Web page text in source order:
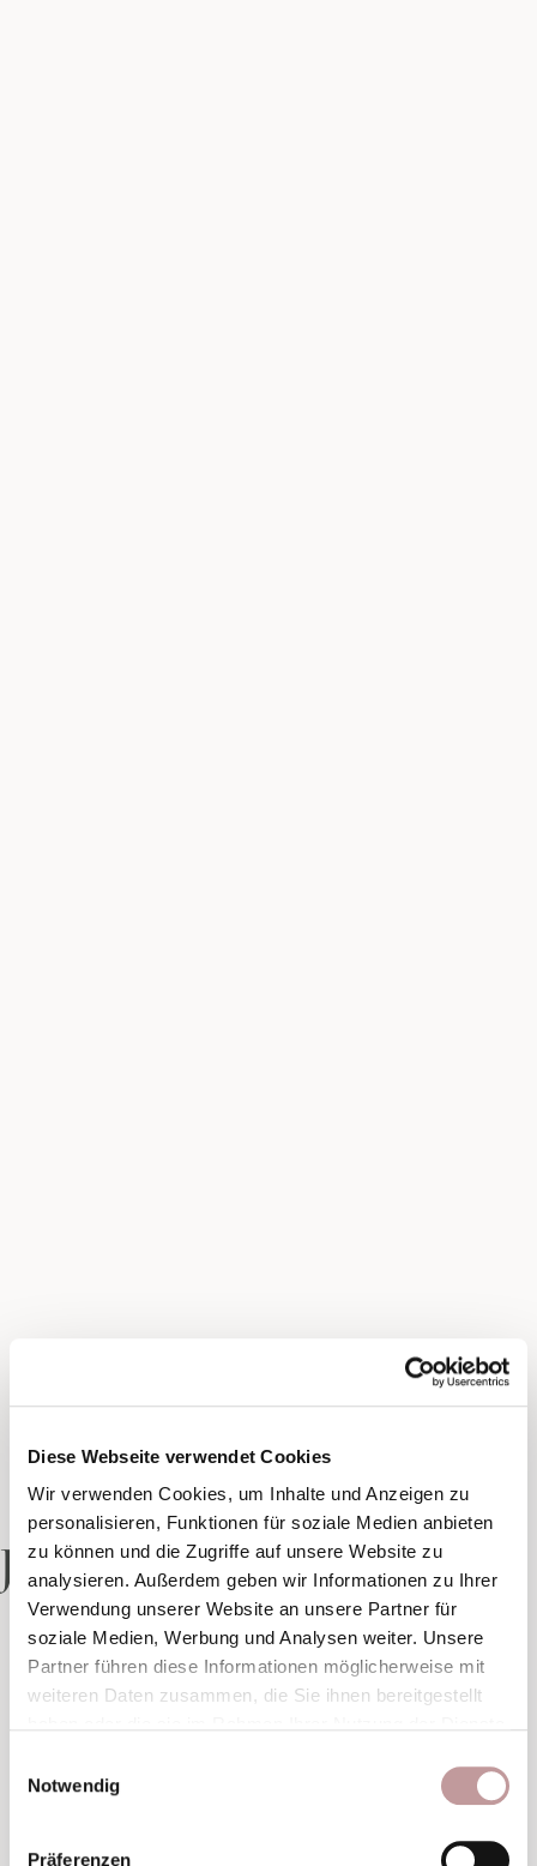
Diese Webseite verwendet Cookies
Wir verwenden Cookies, um Inhalte und Anzeigen zu
personalisieren, Funktionen für soziale Medien anbieten
zu können und die Zugriffe auf unsere Website zu
analysieren. Außerdem geben wir Informationen zu Ihrer
Verwendung unserer Website an unsere Partner für
soziale Medien, Werbung und Analysen weiter. Unsere
Partner führen diese Informationen möglicherweise mit
weiteren Daten zusammen, die Sie ihnen bereitgestellt
Notwendig
Präferenzen
Junior Suite
1 von 2